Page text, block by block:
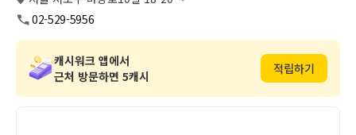
도로명 서울 서초구 마방로10길 18-20
02-529-5956
캐시워크 앱에서
근처 방문하면 5캐시
적립하기